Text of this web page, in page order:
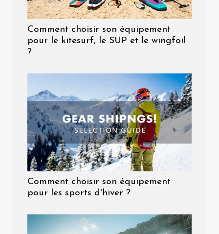
Comment choisir son équipement
pour le kitesurf, le SUP et le wingfoil
?
Comment choisir son équipement
pour les sports d'hiver ?